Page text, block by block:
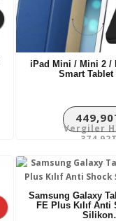
iPad Mini / Mini 2 /
Smart Tablet
Vergiler
Samsung Galaxy
FE Plus Kılıf Anti